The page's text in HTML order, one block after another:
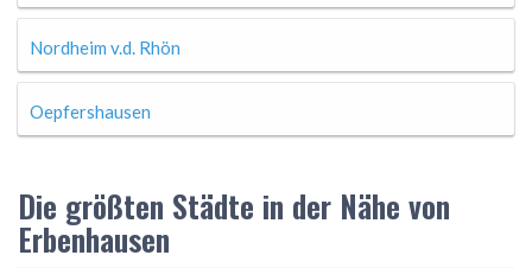
Nordheim v.d. Rhön
Oepfershausen
Die größten Städte in der Nähe von
Erbenhausen